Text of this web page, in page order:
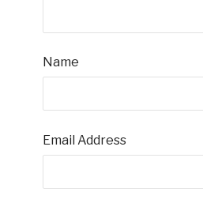
Name
Email Address